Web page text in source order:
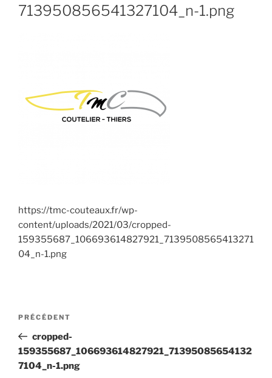
713950856541327104_n-1.png
https://tmc-couteaux.fr/wp-
content/uploads/2021/03/cropped-
159355687_106693614827921_7139508565413271
04_n-1.png
Navigation
l’article
Article
précédent
PRÉCÉDENT
cropped-
159355687_106693614827921_71395085654132
7104_n-1.png